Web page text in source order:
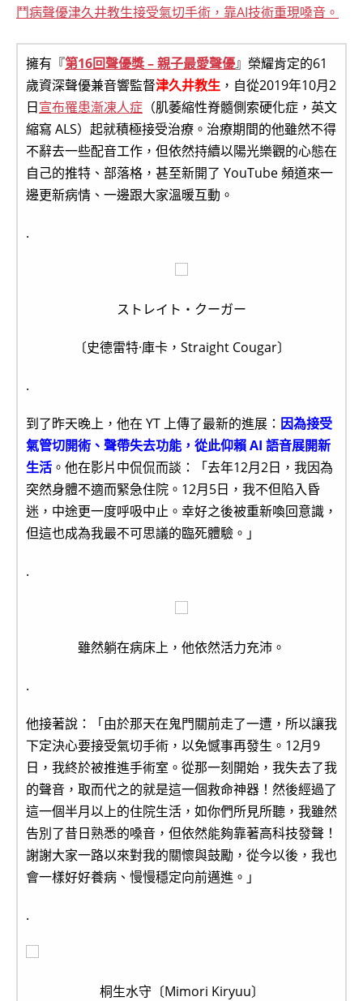
鬥病聲優津久井教生接受氣切手術，靠AI技術重現嗓音。
擁有『第16回聲優獎 – 親子最愛聲優』榮耀肯定的61
歲資深聲優兼音響監督津久井教生 ，自從2019年10月2
日宣布罹患漸凍人症 （肌萎縮性脊髓側索硬化症，英文
縮寫 ALS）起就積極接受治療。治療期間的他雖然不得
不辭去一些配音工作，但依然持續以陽光樂觀的心態在
自己的推特、部落格，甚至新開了 YouTube 頻道來一
邊更新病情、一邊跟大家溫暖互動。
.
ストレイト・クーガー
〔史德雷特·庫卡，Straight Cougar〕
.
到了昨天晚上，他在 YT 上傳了最新的進展： 因為接受
氣管切開術、聲帶失去功能，從此仰賴 AI 語音展開新
生活 。他在影片中侃侃而談：「去年12月2日，我因為
突然身體不適而緊急住院。12月5日，我不但陷入昏
迷，中途更一度呼吸中止。幸好之後被重新喚回意識，
但這也成為我最不可思議的臨死體驗。」
.
雖然躺在病床上，他依然活力充沛。
.
他接著說：「由於那天在鬼門關前走了一遭，所以讓我
下定決心要接受氣切手術，以免憾事再發生。12月9
日，我終於被推進手術室。從那一刻開始，我失去了我
的聲音，取而代之的就是這一個救命神器！然後經過了
這一個半月以上的住院生活，如你們所見所聽，我雖然
告別了昔日熟悉的嗓音，但依然能夠靠著高科技發聲！
謝謝大家一路以來對我的關懷與鼓勵，從今以後，我也
會一樣好好養病、慢慢穩定向前邁進。」
.
桐生水守〔Mimori Kiryuu〕